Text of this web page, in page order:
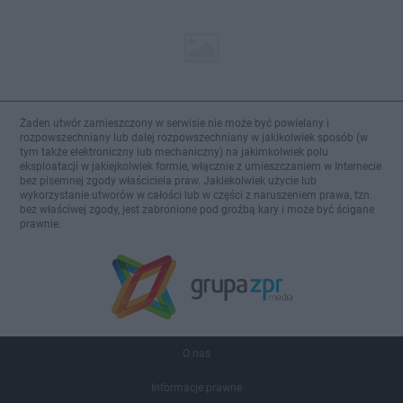
Żaden utwór zamieszczony w serwisie nie może być powielany i
rozpowszechniany lub dalej rozpowszechniany w jakikolwiek sposób (w
tym także elektroniczny lub mechaniczny) na jakimkolwiek polu
eksploatacji w jakiejkolwiek formie, włącznie z umieszczaniem w Internecie
bez pisemnej zgody właściciela praw. Jakiekolwiek użycie lub
wykorzystanie utworów w całości lub w części z naruszeniem prawa, tzn.
bez właściwej zgody, jest zabronione pod groźbą kary i może być ścigane
prawnie.
O nas
Informacje prawne